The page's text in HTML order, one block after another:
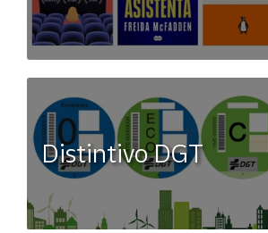
Distintivo DGT